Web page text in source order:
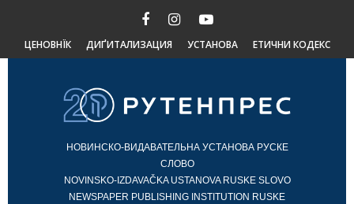
ЦЕНОВНЇК ДИҐИТАЛИЗАЦИЯ УСТАНОВА ЕТИЧНИ КОДЕКС
НОВИНСКО-ВИДАВАТЕЛЬНА УСТАНОВА РУСКЕ
СЛОВО
NOVINSKO-IZDAVAČKA USTANOVA RUSKE SLOVO
NEWSPAPER PUBLISHING INSTITUTION RUSKE